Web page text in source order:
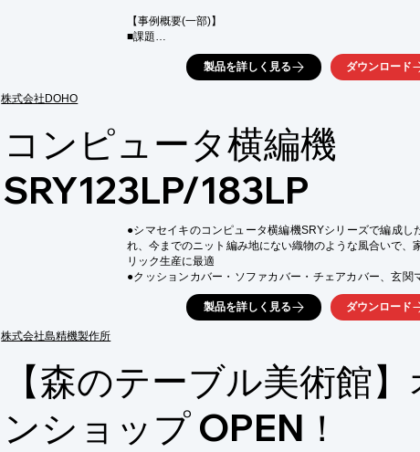
◆幅広い対応が可能な3D加工技術
◆自社工場内にてコルクブロックを加工・製造
◆日本国内にて使用されたコルクのリサイクル材も使用
◆様々なデザインのオリジナルアイテム製作可（OEM）
※詳しくは、お気軽にお問い合わせください。
株式会社DOHO
【事例概要(一部)】
■課題
・特注アンティーク調チェアの脚先用金属部品を少ロット
・12個のみ製作のため、金型にかかるコストを削減したい
※事例の詳細内容は、関連リンクより閲覧いただけます。
詳しくは、お気軽にお問い合わせください。
製品を詳しく見る ダウンロード
コンピュータ横編機
SRY123LP/183LP
株式会社島精機製作所
●シマセイキのコンピュータ横編機SRYシリーズで編成し
れ、今までのニット編み地にない織物のような風合いで、
リック生産に最適
●クッションカバー・ソファカバー・チェアカバー、玄関
ケットやマルチカバーなどの製品に最適
●ウォッシャブル対応が可能で、洗い替え需要にも対応
●金属糸（SUSステンレス等）やモノフィラメントなどの
製品を詳しく見る ダウンロード
【森のテーブル美術館
ンショップ OPEN！